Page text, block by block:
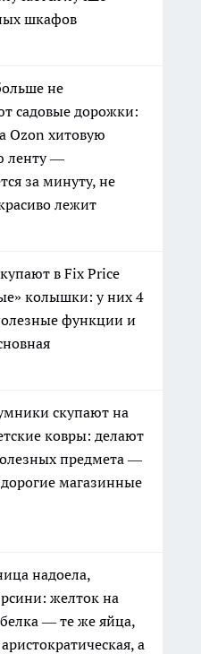
шкафов
не
садовые дорожки:
Ozon хитовую
ленту —
за минуту, не
лежит
в Fix Price
колышки: у них 4
функции и
скупают на
ковры: делают
предмета —
магазинные
надоела,
желток на
— те же яйца,
а